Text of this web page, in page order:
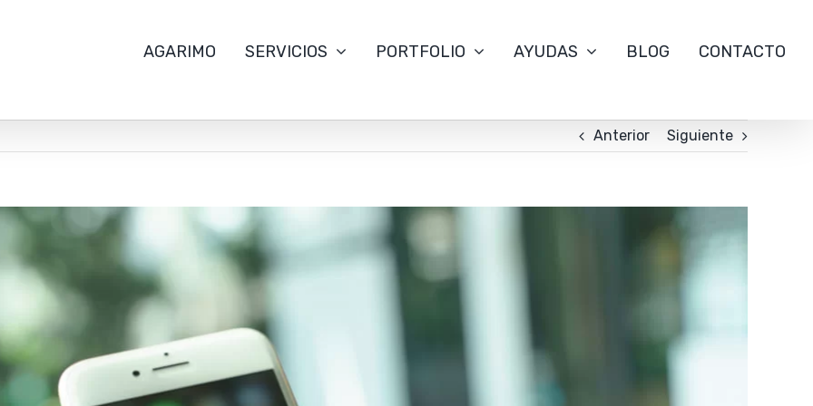
AGARIMO SERVICIOS PORTFOLIO AYUDAS BLOG CONTACTO
Anterior Siguiente